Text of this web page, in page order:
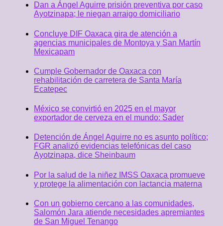
Dan a Ángel Aguirre prisión preventiva por caso
Ayotzinapa; le niegan arraigo domiciliario
Concluye DIF Oaxaca gira de atención a
agencias municipales de Montoya y San Martín
Mexicapam
Cumple Gobernador de Oaxaca con
rehabilitación de carretera de Santa María
Ecatepec
México se convirtió en 2025 en el mayor
exportador de cerveza en el mundo: Sader
Detención de Ángel Aguirre no es asunto político;
FGR analizó evidencias telefónicas del caso
Ayotzinapa, dice Sheinbaum
Por la salud de la niñez IMSS Oaxaca promueve
y protege la alimentación con lactancia materna
Con un gobierno cercano a las comunidades,
Salomón Jara atiende necesidades apremiantes
de San Miguel Tenango